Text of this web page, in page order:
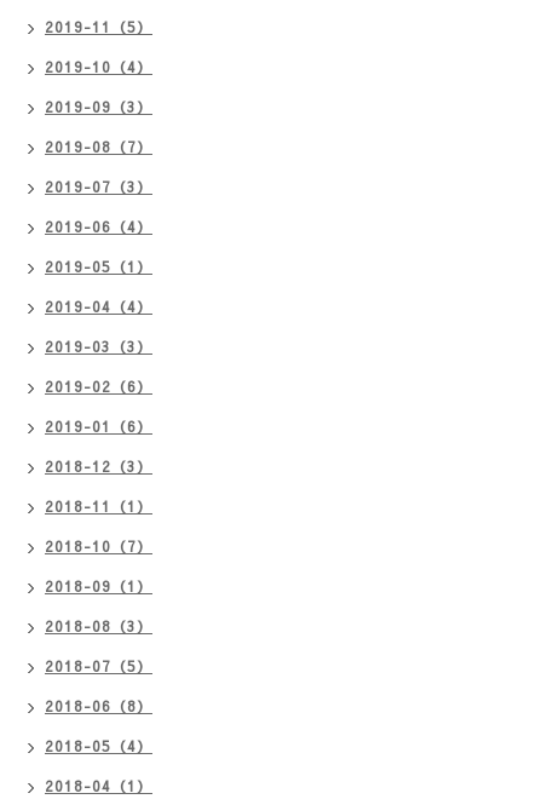
2019-11（5）
2019-10（4）
2019-09（3）
2019-08（7）
2019-07（3）
2019-06（4）
2019-05（1）
2019-04（4）
2019-03（3）
2019-02（6）
2019-01（6）
2018-12（3）
2018-11（1）
2018-10（7）
2018-09（1）
2018-08（3）
2018-07（5）
2018-06（8）
2018-05（4）
2018-04（1）